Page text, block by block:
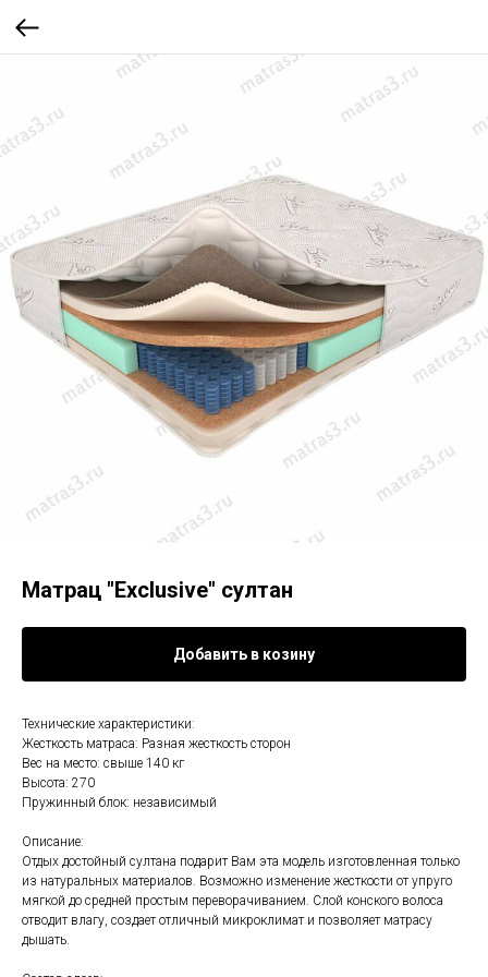
Матрац "Exclusive" султан
Добавить в козину
Технические характеристики:
Жесткость матраса: Разная жесткость сторон
Вес на место: свыше 140 кг
Высота: 270
Пружинный блок: независимый
Описание:
Отдых достойный султана подарит Вам эта модель изготовленная только
из натуральных материалов. Возможно изменение жесткости от упруго
мягкой до средней простым переворачиванием. Слой конского волоса
отводит влагу, создает отличный микроклимат и позволяет матрасу
дышать.